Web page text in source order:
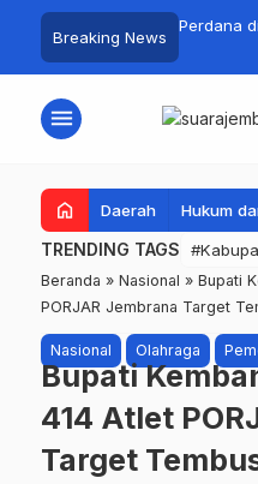
Breaking News
Ribuan Crosser
Kota Negara ke-
Perdana
menu
home Daerah Hukum
TRENDING TAGS
Beranda » Nasional » Bupati
PORJAR Jembrana Target
Nasional Olahraga
Bupati
414 Atlet
Target